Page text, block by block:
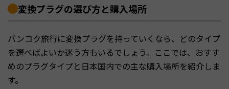
変換プラグの選び方と購入場所
バンコク旅行に変換プラグを持っていくなら、どのタイプ
を選べばよいか迷う方もいるでしょう。ここでは、おすす
めのプラグタイプと日本国内での主な購入場所を紹介しま
す。